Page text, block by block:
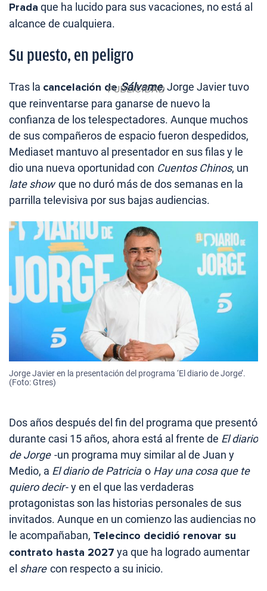
Prada que ha lucido para sus vacaciones, no está al
alcance de cualquiera.
Su puesto, en peligro
Tras la cancelación deSálvame, Jorge Javier tuvo
que reinventarse para ganarse de nuevo la
confianza de los telespectadores. Aunque muchos
de sus compañeros de espacio fueron despedidos,
Mediaset mantuvo al presentador en sus filas y le
dio una nueva oportunidad con Cuentos Chinos, un
late showque no duró más de dos semanas en la
parrilla televisiva por sus bajas audiencias.
Jorge Javier en la presentación del programa ‘El diario de Jorge’.
(Foto: Gtres)
Dos años después del fin del programa que presentó
durante casi 15 años, ahora está al frente de El diario
de Jorge -un programa muy similar al de Juan y
Medio, a El diario de Patricia o Hay una cosa que te
quiero decir- y en el que las verdaderas
protagonistas son las historias personales de sus
invitados. Aunque en un comienzo las audiencias no
le acompañaban, Telecinco decidió renovar su
contrato hasta 2027 ya que ha logrado aumentar
el share con respecto a su inicio.